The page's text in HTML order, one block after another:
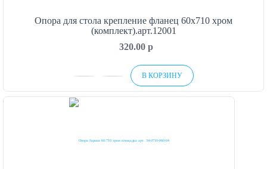
Опора для стола крепление фланец 60х710 хром
(комплект).арт.12001
320.00 p
В КОРЗИНУ